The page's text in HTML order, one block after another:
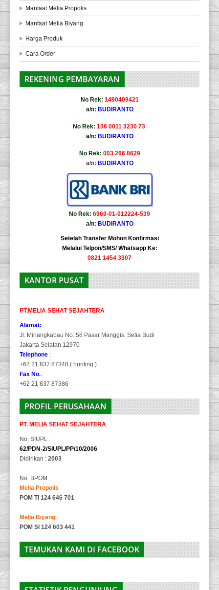
Manfaat Melia Propolis
Manfaat Melia Biyang
Harga Produk
Cara Order
REKENING PEMBAYARAN
No Rek: 1490409421
a/n: BUDIRANTO
No Rek: 138 0011 3230 73
a/n: BUDIRANTO
No Rek: 003 266 8629
a/n: BUDIRANTO
No Rek: 6969-01-012224-539
a/n: BUDIRANTO
Setelah Transfer Mohon Konfirmasi
Melalui Telpon/SMS/ Whatsapp Ke:
0821 1454 3307
KANTOR PUSAT
PT.MELIA SEHAT SEJAHTERA
Alamat:
Jl. Minangkabau No. 58 Pasar Manggis, Setia Budi
Jakarta Selatan 12970
Telephone :
+62 21 837 87348 ( hunting )
Fax No. :
+62 21 837 87386
PROFIL PERUSAHAAN
PT. MELIA SEHAT SEJAHTERA
No. SIUPL :
62/PDN-2/SIUPL/PP/10/2006
Didirikan : 2003
No. BPOM
Melia Propolis
POM TI 124 646 701
Melia Biyang
POM SI 124 603 441
TEMUKAN KAMI DI FACEBOOK